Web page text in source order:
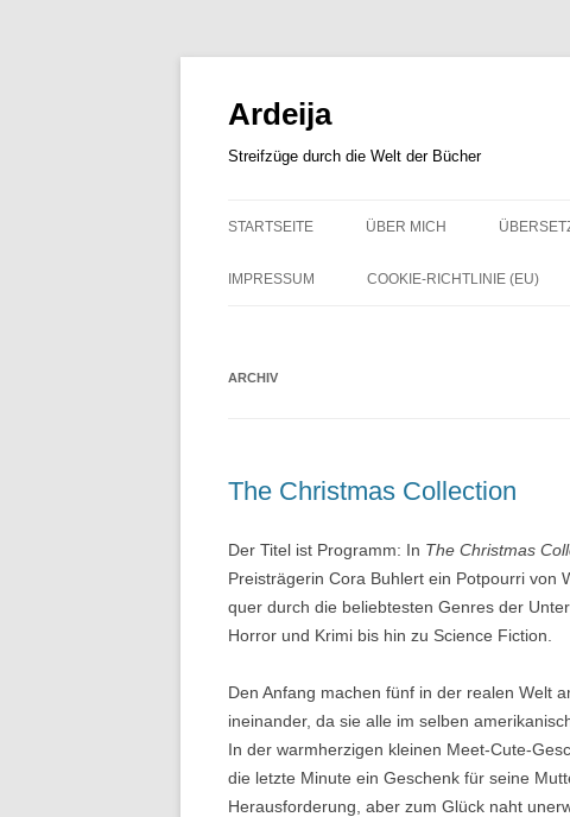
Ardeija
Streifzüge durch die Welt der Bücher
STARTSEITE ÜBER MICH
IMPRESSUM COOKIE-RICHTLINIE (EU)
ARCHIV
The Christmas Collection
Der Titel ist Programm: In The Christmas
Preisträgerin Cora Buhlert ein Potpourri von
quer durch die beliebtesten Genres der
Horror und Krimi bis hin zu Science Fiction.
Den Anfang machen fünf in der realen Welt
ineinander, da sie alle im selben
In der warmherzigen kleinen Meet-Cute-
die letzte Minute ein Geschenk für seine
Herausforderung, aber zum Glück naht